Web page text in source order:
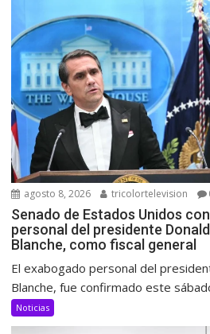
agosto 8, 2026 tricolortelevision
Senado de Estados Unidos
personal del presidente
Blanche, como fiscal general
El exabogado personal del
Blanche, fue confirmado este
Noticias